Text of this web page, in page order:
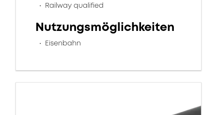
Railway qualified
Nutzungsmöglichkeiten
Eisenbahn